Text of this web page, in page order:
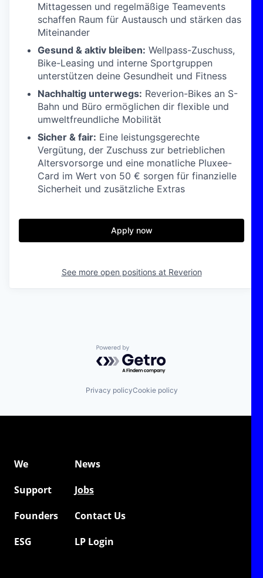
Mittagessen und regelmäßige Teamevents
schaffen Raum für Austausch und stärken das
Miteinander
Gesund & aktiv bleiben: Wellpass-Zuschuss,
Bike-Leasing und interne Sportgruppen
unterstützen deine Gesundheit und Fitness
Nachhaltig unterwegs: Reverion-Bikes an S-
Bahn und Büro ermöglichen dir flexible und
umweltfreundliche Mobilität
Sicher & fair: Eine leistungsgerechte
Vergütung, der Zuschuss zur betrieblichen
Altersvorsorge und eine monatliche Pluxee-
Card im Wert von 50 € sorgen für finanzielle
Sicherheit und zusätzliche Extras
Apply now
See more open positions at Reverion
Powered by Getro.com
Privacy policyCookie policy
We
News
Support
Jobs
Founders
Contact Us
ESG
LP Login